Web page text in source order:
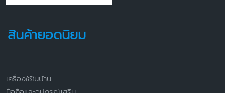
สินค้ายอดนิยม
เครื่องใช้ในบ้าน